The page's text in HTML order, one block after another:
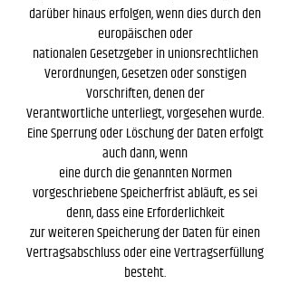
darüber hinaus erfolgen, wenn dies durch den
europäischen oder
nationalen Gesetzgeber in unionsrechtlichen
Verordnungen, Gesetzen oder sonstigen
Vorschriften, denen der
Verantwortliche unterliegt, vorgesehen wurde.
Eine Sperrung oder Löschung der Daten erfolgt
auch dann, wenn
eine durch die genannten Normen
vorgeschriebene Speicherfrist abläuft, es sei
denn, dass eine Erforderlichkeit
zur weiteren Speicherung der Daten für einen
Vertragsabschluss oder eine Vertragserfüllung
besteht.